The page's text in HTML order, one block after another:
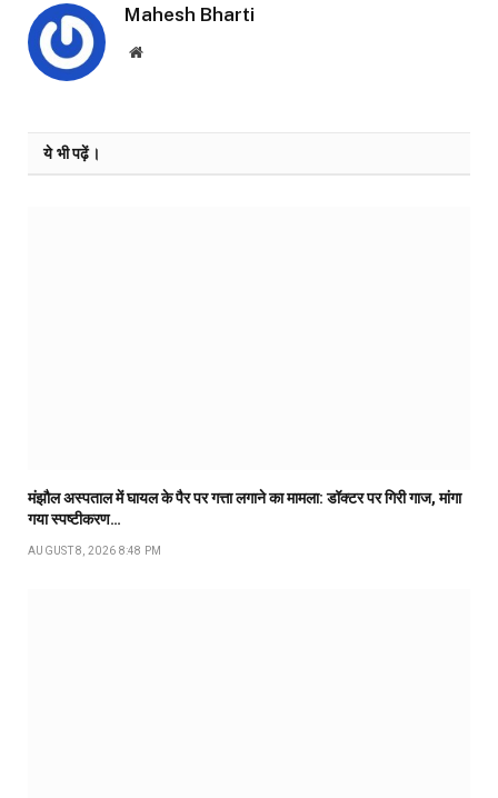
Mahesh Bharti
Website
ये भी पढ़ें।
मंझौल अस्पताल में घायल के पैर पर गत्ता लगाने का मामला: डॉक्टर पर गिरी गाज, मांगा
गया स्पष्टीकरण…
AUGUST 8, 2026 8:48 PM